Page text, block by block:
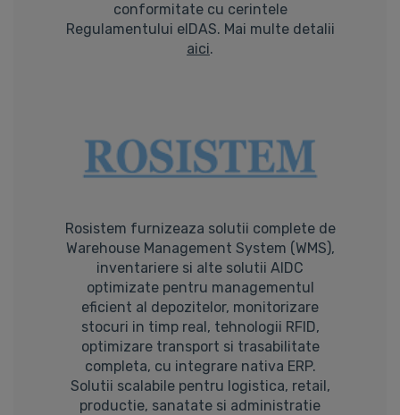
conformitate cu cerintele
Regulamentului eIDAS. Mai multe detalii
aici.
Rosistem furnizeaza solutii complete de
Warehouse Management System (WMS),
inventariere si alte solutii AIDC
optimizate pentru managementul
eficient al depozitelor, monitorizare
stocuri in timp real, tehnologii RFID,
optimizare transport si trasabilitate
completa, cu integrare nativa ERP.
Solutii scalabile pentru logistica, retail,
productie, sanatate si administratie